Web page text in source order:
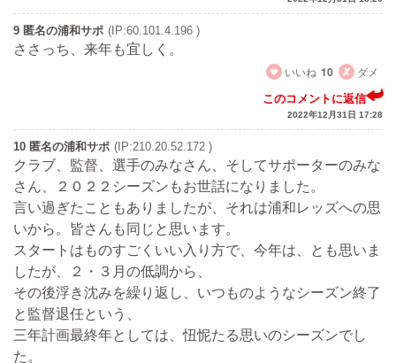
9 匿名の浦和サポ (IP:60.101.4.196 )
ささっち、来年も宜しく。
いいね 10 ダメ
このコメントに返信
2022年12月31日 17:28
10 匿名の浦和サポ (IP:210.20.52.172 )
クラブ、監督、選手のみなさん、そしてサポーターのみな
さん、２０２２シーズンもお世話になりました。
言い過ぎたこともありましたが、それは浦和レッズへの思
いから。皆さんも同じと思います。
スタートはものすごくいい入り方で、今年は、とも思いま
したが、２・３月の低調から、
その後浮き沈みを繰り返し、いつものようなシーズン終了
と監督退任という、
三年計画最終年としては、忸怩たる思いのシーズンでし
た。